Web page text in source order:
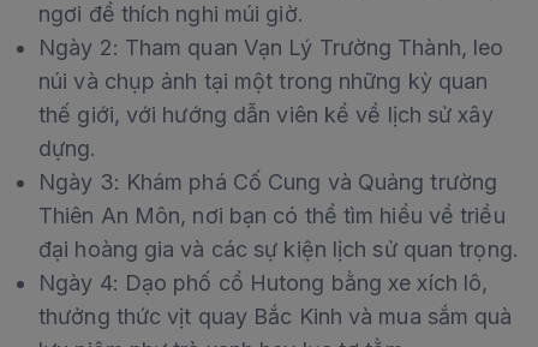
ngơi để thích nghi múi giờ.
Ngày 2: Tham quan Vạn Lý Trường Thành, leo
núi và chụp ảnh tại một trong những kỳ quan
thế giới, với hướng dẫn viên kể về lịch sử xây
dựng.
Ngày 3: Khám phá Cố Cung và Quảng trường
Thiên An Môn, nơi bạn có thể tìm hiểu về triều
đại hoàng gia và các sự kiện lịch sử quan trọng.
Ngày 4: Dạo phố cổ Hutong bằng xe xích lô,
thưởng thức vịt quay Bắc Kinh và mua sắm quà